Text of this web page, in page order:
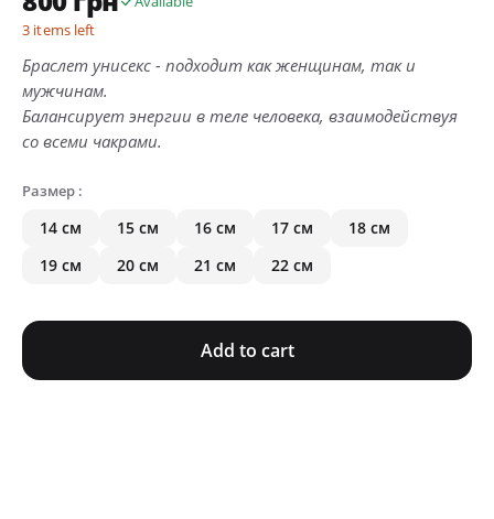
3 items left
Браслет унисекс - подходит как женщинам, так и
мужчинам.
Балансирует энергии в теле человека, взаимодействуя
со всеми чакрами.
Размер :
14 см 15 см 16 см 17 см
18 см
19 см
20 см 21 см 22 см
Add to cart